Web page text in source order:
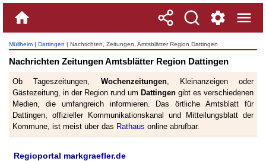
Müllheim | Dattingen | Nachrichten, Zeitungen, Amtsblätter Region Dattingen
Nachrichten Zeitungen Amtsblätter Region Dattingen
Ob Tageszeitungen, Wochenzeitungen, Kleinanzeigen oder
Gästezeitung, in der Region rund um Dattingen gibt es verschiedenen
Medien, die umfangreich informieren. Das örtliche Amtsblatt für
Dattingen, offizieller Kommunikationskanal und Mitteilungsblatt der
Kommune, ist meist über das Rathaus online abrufbar.
Regioportal markgraefler.de